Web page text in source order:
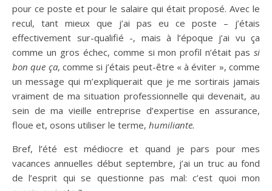
pour ce poste et pour le salaire qui était proposé. Avec le
recul, tant mieux que j’ai pas eu ce poste – j’étais
effectivement sur-qualifié -, mais à l’époque j’ai vu ça
comme un gros échec, comme si mon profil n’était pas si
bon que ça, comme si j’étais peut-être « à éviter », comme
un message qui m’expliquerait que je me sortirais jamais
vraiment de ma situation professionnelle qui devenait, au
sein de ma vieille entreprise d’expertise en assurance,
floue et, osons utiliser le terme, humiliante.
Bref, l’été est médiocre et quand je pars pour mes
vacances annuelles début septembre, j’ai un truc au fond
de l’esprit qui se questionne pas mal: c’est quoi mon